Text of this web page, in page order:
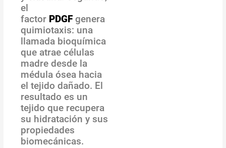
el
factor PDGF genera
quimiotaxis: una
llamada bioquímica
que atrae células
madre desde la
médula ósea hacia
el tejido dañado. El
resultado es un
tejido que recupera
su hidratación y sus
propiedades
biomecánicas.